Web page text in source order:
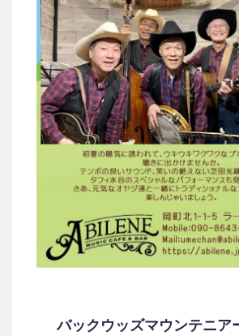
バックウッズマウンテニア